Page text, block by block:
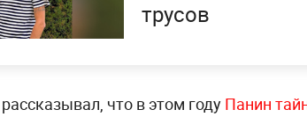
трусов
что в этом году Панин